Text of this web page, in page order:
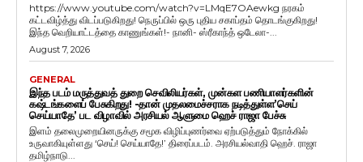
https://www.youtube.com/watch?v=LMqE7OAewkg நரகம்
கட்டவிழ்த்து விடப்படுகிறது! நெருப்பில் ஒரு புதிய சகாப்தம் தொடங்குகிறது!
இந்த வெறியாட்டத்தை காணுங்கள்!- நானி- ஸ்ரீகாந்த் ஒடேலா-...
August 7, 2026
GENERAL
இந்த படம் மருத்துவத் துறை செவிலியர்கள், முன்கள பணியாளர்களின்
கஷ்டங்களைப் பேசுகிறது! -தான் முதலமைச்சராக நடித்துள்ள’செய்
செய்யாதே’ பட விழாவில் அரசியல் ஆளுமை ஹெச் ராஜா பேச்சு
இளம் தலைமுறையினருக்கு சமூக விழிப்புணர்வை ஏற்படுத்தும் நோக்கில்
உருவாகியுள்ளது ‘செய்! செய்யாதே!’ திரைப்படம். அரசியல்வாதி ஹெச். ராஜா
தமிழ்நாடு...